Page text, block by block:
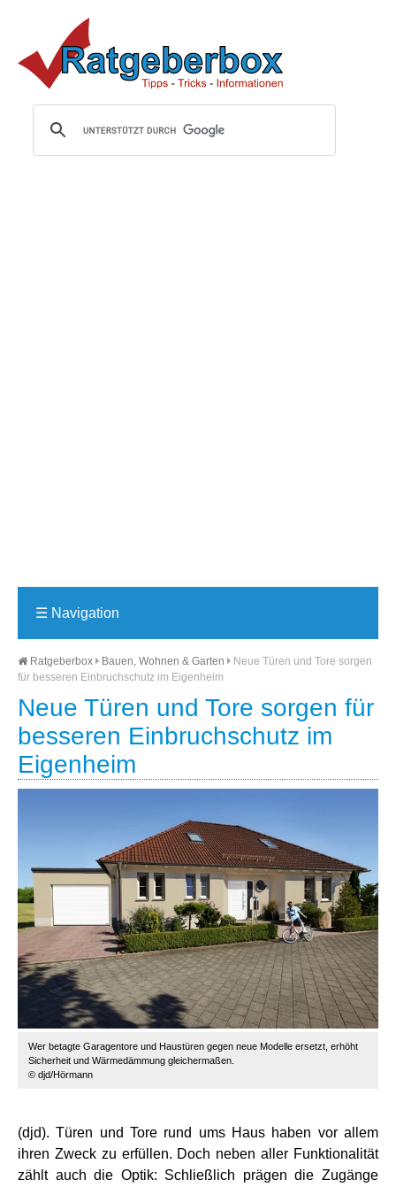
☰ Navigation
Ratgeberbox Bauen, Wohnen & Garten
Neue Türen und Tore sorgen
für besseren Einbruchschutz im Eigenheim
Neue Türen und Tore sorgen für
besseren Einbruchschutz im
Eigenheim
Wer betagte Garagentore und Haustüren gegen neue Modelle ersetzt, erhöht
Sicherheit und Wärmedämmung gleichermaßen.
© djd/Hörmann
(djd). Türen und Tore rund ums Haus haben vor allem
ihren Zweck zu erfüllen. Doch neben aller Funktionalität
zählt auch die Optik: Schließlich prägen die Zugänge